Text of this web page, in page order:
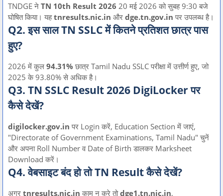
TNDGE ने TN 10th Result 2026 20 मई 2026 को सुबह 9:30 बजे
घोषित किया। यहtnresults.nic.in और dge.tn.gov.in पर उपलब्ध है।
Q2. इस साल TN SSLC में कितने प्रतिशत छात्र पास
हुए?
2026 में कुल 94.31% छात्र Tamil Nadu SSLC परीक्षा में उत्तीर्ण हुए, जो
2025 के 93.80% से अधिक है।
Q3. TN SSLC Result 2026 DigiLocker पर
कैसे देखें?
digilocker.gov.in पर Login करें, Education Section में जाएं,
"Directorate of Government Examinations, Tamil Nadu" चुनें
और अपना Roll Number व Date of Birth डालकर Marksheet
Download करें।
Q4. वेबसाइट बंद हो तो TN Result कैसे देखें?
अगर tnresults.nic.in काम न करे तोdge1.tn.nic.in,